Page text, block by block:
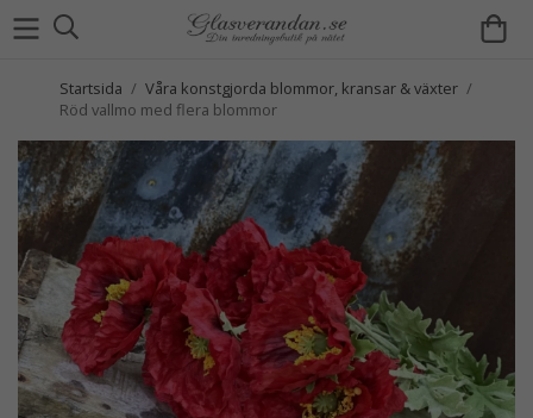
Startsida / Våra konstgjorda blommor, kransar & växter /
Röd vallmo med flera blommor